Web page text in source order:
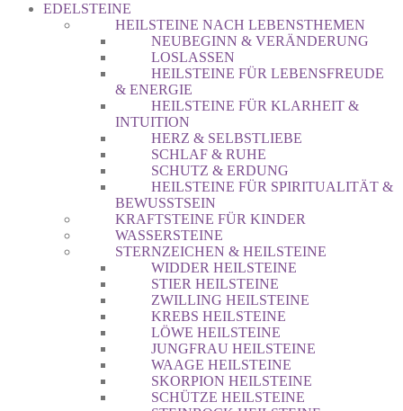
EDELSTEINE
HEILSTEINE NACH LEBENSTHEMEN
NEUBEGINN & VERÄNDERUNG
LOSLASSEN
HEILSTEINE FÜR LEBENSFREUDE
& ENERGIE
HEILSTEINE FÜR KLARHEIT &
INTUITION
HERZ & SELBSTLIEBE
SCHLAF & RUHE
SCHUTZ & ERDUNG
HEILSTEINE FÜR SPIRITUALITÄT &
BEWUSSTSEIN
KRAFTSTEINE FÜR KINDER
WASSERSTEINE
STERNZEICHEN & HEILSTEINE
WIDDER HEILSTEINE
STIER HEILSTEINE
ZWILLING HEILSTEINE
KREBS HEILSTEINE
LÖWE HEILSTEINE
JUNGFRAU HEILSTEINE
WAAGE HEILSTEINE
SKORPION HEILSTEINE
SCHÜTZE HEILSTEINE